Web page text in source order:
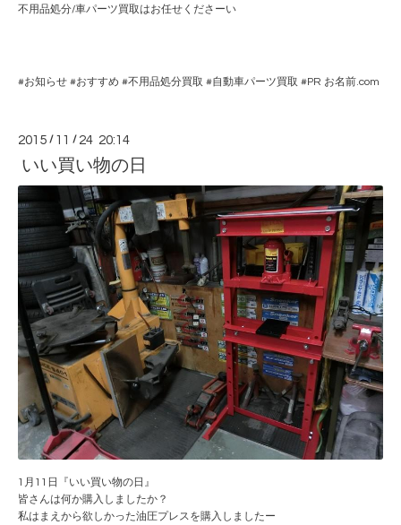
不用品処分/車パーツ買取はお任せくださーい
#お知らせ #おすすめ #不用品処分買取 #自動車パーツ買取 #PR お名前.com
2015 / 11 / 24 20:14
いい買い物の日
1月11日『いい買い物の日』
皆さんは何か購入しましたか？
私はまえから欲しかった油圧プレスを購入しましたー